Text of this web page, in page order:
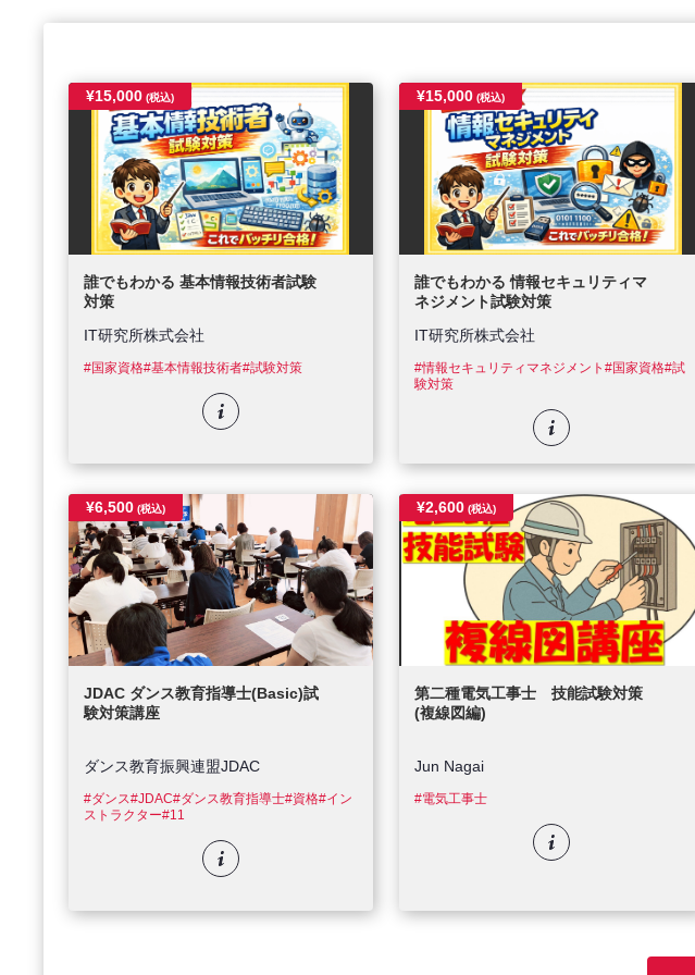
¥15,000(税込)
誰でもわかる 基本情報技術者試験
対策
IT研究所株式会社
#国家資格#基本情報技術者#試験対策
¥15,000 (税込)
誰でもわかる 情報セキュリティマ
ネジメント試験対策
IT研究所株式会社
#情報セキュリティマネジメント#国家資格#試
験対策
¥6,500(税込)
JDAC ダンス教育指導士(Basic)試
験対策講座
ダンス教育振興連盟JDAC
#ダンス#JDAC#ダンス教育指導士#資格#イン
ストラクター#11
¥2,600 (税込)
第二種電気工事士 技能試験対策
(複線図編)
Jun Nagai
#電気工事士